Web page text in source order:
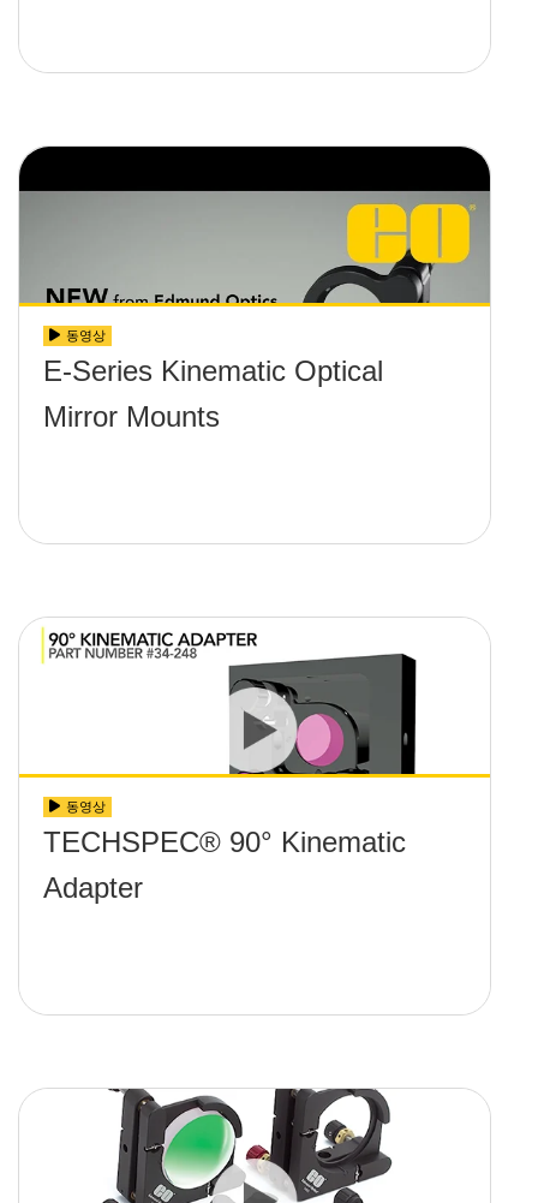
동영상
E-Series Kinematic Optical
Mirror Mounts
동영상
TECHSPEC® 90° Kinematic
Adapter